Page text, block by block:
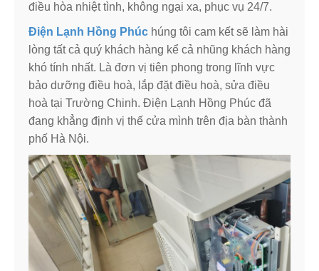
điều hòa nhiệt tình, không ngại xa, phục vụ 24/7.
Điện Lạnh Hồng Phúc húng tôi cam kết sẽ làm hài
lòng tất cả quý khách hàng kể cả nhũng khách hàng
khó tính nhất. Là đơn vị tiên phong trong lĩnh vực
bảo dưỡng điều hoà, lắp đặt điều hoà, sửa điều
hoà tại Trường Chinh. Điện Lạnh Hồng Phúc đã
đang khẳng định vị thế cửa mình trên địa bàn thành
phố Hà Nội.